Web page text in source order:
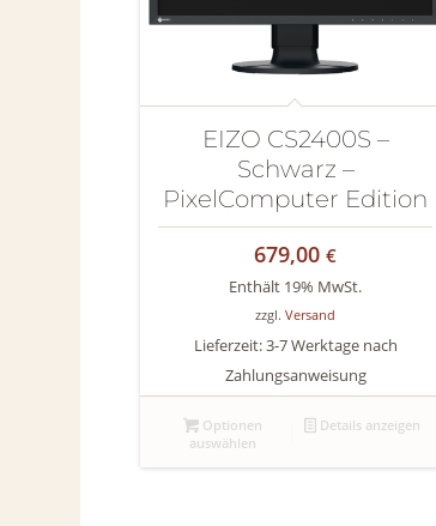
EIZO CS2400S –
Schwarz –
PixelComputer Edition
679,00 €
Enthält 19% MwSt.
zzgl. Versand
Lieferzeit: 3-7 Werktage nach
Zahlungsanweisung
Optionen
auswählen
Details anzeigen